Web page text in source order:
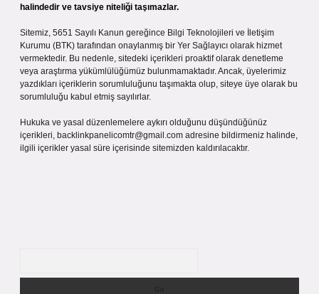
halindedir ve tavsiye niteliği taşımazlar.
Sitemiz, 5651 Sayılı Kanun gereğince Bilgi Teknolojileri ve İletişim
Kurumu (BTK) tarafından onaylanmış bir Yer Sağlayıcı olarak hizmet
vermektedir. Bu nedenle, sitedeki içerikleri proaktif olarak denetleme
veya araştırma yükümlülüğümüz bulunmamaktadır. Ancak, üyelerimiz
yazdıkları içeriklerin sorumluluğunu taşımakta olup, siteye üye olarak bu
sorumluluğu kabul etmiş sayılırlar.
Hukuka ve yasal düzenlemelere aykırı olduğunu düşündüğünüz
içerikleri, backlinkpanelicomtr@gmail.com adresine bildirmeniz halinde,
ilgili içerikler yasal süre içerisinde sitemizden kaldırılacaktır.